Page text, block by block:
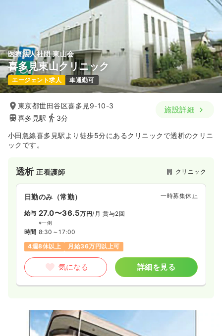
医療法人社団 東山会
喜多見東山クリニック
エージェント求人 車通勤可
東京都世田谷区喜多見9-10-3
喜多見駅
3分
施設詳細
小田急線喜多見駅より徒歩5分にあるクリニックで透析のクリニ
ックです。
透析正看護師 クリニック
日勤のみ（常勤） 一時募集休止
給与 27.0〜36.5万円/月 賞与2回
※一例
時間 8:30～17:00
4週8休以上
月給36万円以上可
気になる 詳細を見る